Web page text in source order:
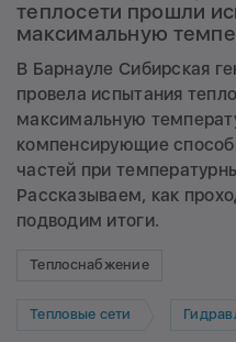
теплосети прошли
максимальную
В Барнауле Сибирская
провела испытания
максимальную
компенсирующие
частей при
Рассказываем, как
подводим итоги.
Теплоснабжение
Тепловые сети